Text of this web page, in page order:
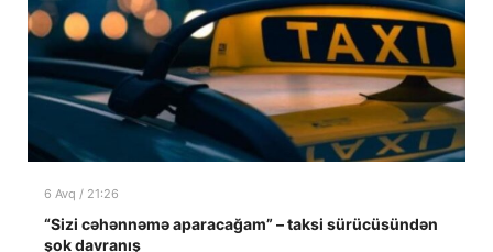
6 Avq / 21:26
“Sizi cəhənnəmə aparacağam” – taksi sürücüsündən
şok davranış